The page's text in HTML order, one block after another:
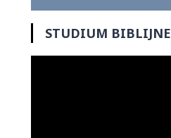
STUDIUM BIBLIJNE